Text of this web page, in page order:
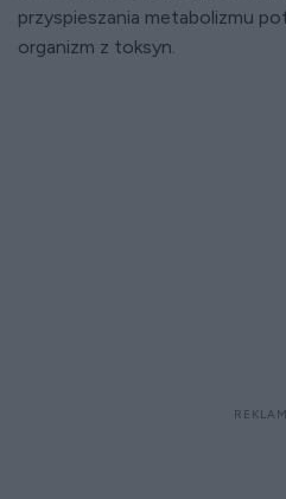
przyspieszania metabolizmu
organizm z toksyn.